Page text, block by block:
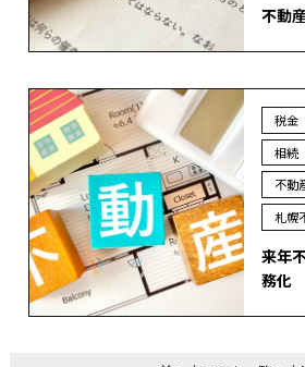
不動
税金
相続
不動
札幌
来年
務化